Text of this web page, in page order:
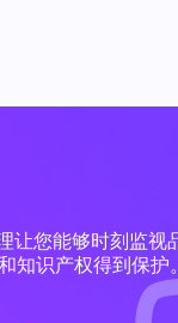
让您能够时刻监视
知识产权得到保护。